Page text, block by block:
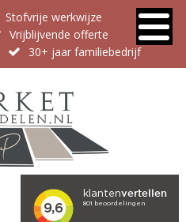
Stofvrije werkwijze
Vrijblijvende offerte
30+ jaar familiebedrijf